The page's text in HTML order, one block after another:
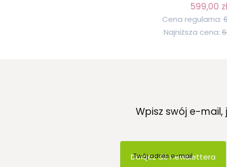
599,00 zł
Cena regularna:
Najniższa cena:
Wpisz swój e-
Twój adres e-mail
Dołącz do newslettera